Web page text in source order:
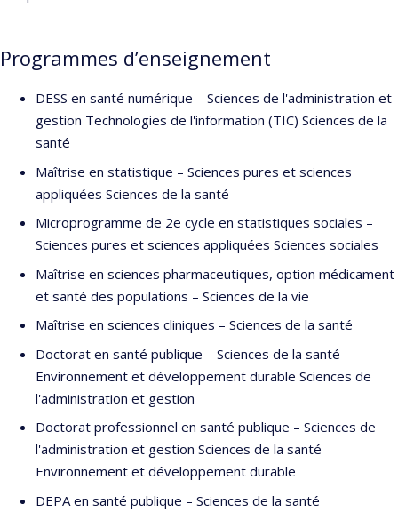
Programmes d’enseignement
DESS en santé numérique – Sciences de l'administration et
gestion Technologies de l'information (TIC) Sciences de la
santé
Maîtrise en statistique – Sciences pures et sciences
appliquées Sciences de la santé
Microprogramme de 2e cycle en statistiques sociales –
Sciences pures et sciences appliquées Sciences sociales
Maîtrise en sciences pharmaceutiques, option médicament
et santé des populations – Sciences de la vie
Maîtrise en sciences cliniques – Sciences de la santé
Doctorat en santé publique – Sciences de la santé
Environnement et développement durable Sciences de
l'administration et gestion
Doctorat professionnel en santé publique – Sciences de
l'administration et gestion Sciences de la santé
Environnement et développement durable
DEPA en santé publique – Sciences de la santé